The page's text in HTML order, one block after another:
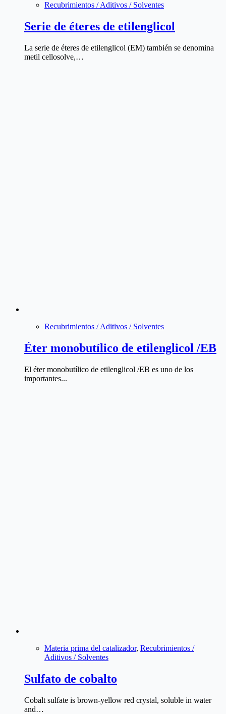
Recubrimientos / Aditivos / Solventes
Serie de éteres de etilenglicol
La serie de éteres de etilenglicol (EM) también se denomina
metil cellosolve,…
Recubrimientos / Aditivos / Solventes
Éter monobutílico de etilenglicol /EB
El éter monobutílico de etilenglicol /EB es uno de los
importantes...
Materia prima del catalizador, Recubrimientos /
Aditivos / Solventes
Sulfato de cobalto
Cobalt sulfate is brown-yellow red crystal, soluble in water
and…